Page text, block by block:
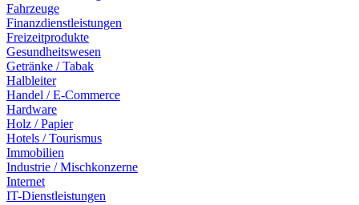
Fahrzeuge
Finanzdienstleistungen
Freizeitprodukte
Gesundheitswesen
Getränke / Tabak
Halbleiter
Handel / E-Commerce
Hardware
Holz / Papier
Hotels / Tourismus
Immobilien
Industrie / Mischkonzerne
Internet
IT-Dienstleistungen